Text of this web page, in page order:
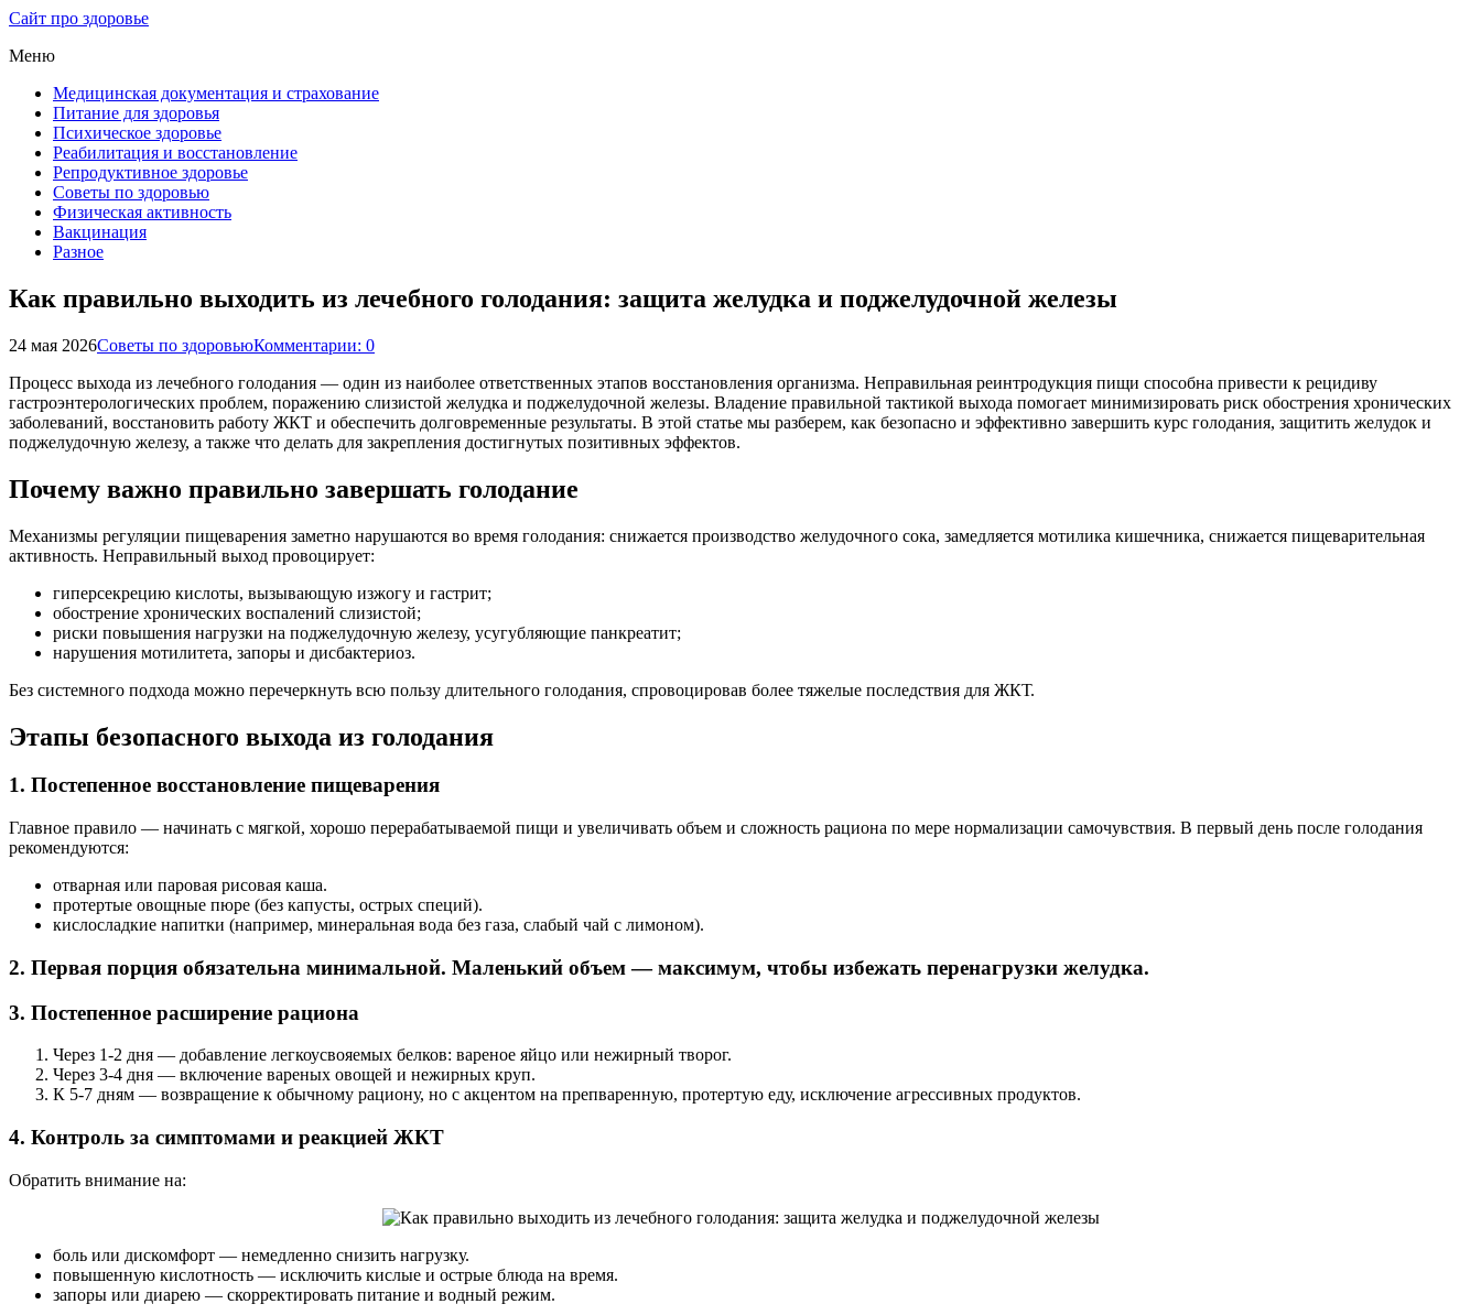
Сайт про здоровье
Меню
Медицинская документация и страхование
Питание для здоровья
Психическое здоровье
Реабилитация и восстановление
Репродуктивное здоровье
Советы по здоровью
Физическая активность
Вакцинация
Разное
Как правильно выходить из лечебного голодания: защита желудка и поджелудочной железы
24 мая 2026Советы по здоровьюКомментарии: 0
Процесс выхода из лечебного голодания — один из наиболее ответственных этапов восстановления организма. Неправильная реинтродукция пищи способна привести к рецидиву
гастроэнтерологических проблем, поражению слизистой желудка и поджелудочной железы. Владение правильной тактикой выхода помогает минимизировать риск обострения хронических
заболеваний, восстановить работу ЖКТ и обеспечить долговременные результаты. В этой статье мы разберем, как безопасно и эффективно завершить курс голодания, защитить желудок и
поджелудочную железу, а также что делать для закрепления достигнутых позитивных эффектов.
Почему важно правильно завершать голодание
Механизмы регуляции пищеварения заметно нарушаются во время голодания: снижается производство желудочного сока, замедляется мотилика кишечника, снижается пищеварительная
активность. Неправильный выход провоцирует:
гиперсекрецию кислоты, вызывающую изжогу и гастрит;
обострение хронических воспалений слизистой;
риски повышения нагрузки на поджелудочную железу, усугубляющие панкреатит;
нарушения мотилитета, запоры и дисбактериоз.
Без системного подхода можно перечеркнуть всю пользу длительного голодания, спровоцировав более тяжелые последствия для ЖКТ.
Этапы безопасного выхода из голодания
1. Постепенное восстановление пищеварения
Главное правило — начинать с мягкой, хорошо перерабатываемой пищи и увеличивать объем и сложность рациона по мере нормализации самочувствия. В первый день после голодания
рекомендуются:
отварная или паровая рисовая каша.
протертые овощные пюре (без капусты, острых специй).
кислосладкие напитки (например, минеральная вода без газа, слабый чай с лимоном).
2. Первая порция обязательна минимальной. Маленький объем — максимум, чтобы избежать перенагрузки желудка.
3. Постепенное расширение рациона
Через 1-2 дня — добавление легкоусвояемых белков: вареное яйцо или нежирный творог.
Через 3-4 дня — включение вареных овощей и нежирных круп.
К 5-7 дням — возвращение к обычному рациону, но с акцентом на препваренную, протертую еду, исключение агрессивных продуктов.
4. Контроль за симптомами и реакцией ЖКТ
Обратить внимание на:
боль или дискомфорт — немедленно снизить нагрузку.
повышенную кислотность — исключить кислые и острые блюда на время.
запоры или диарею — скорректировать питание и водный режим.